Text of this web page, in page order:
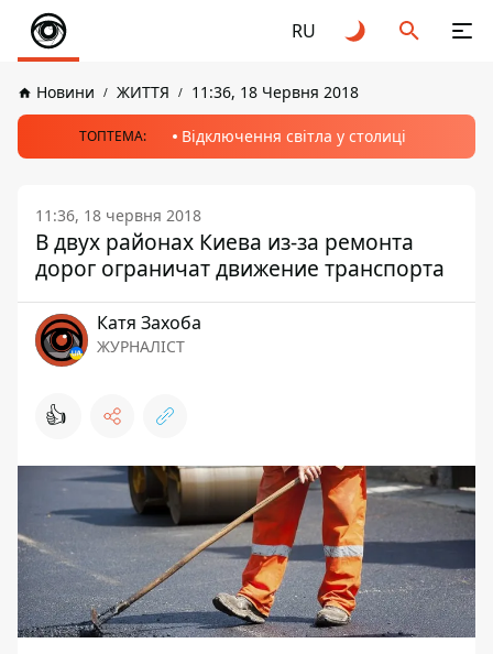
RU
Новини ЖИТТЯ 11:36, 18 Червня 2018
ТОПТЕМА: Відключення світла у столиці
11:36, 18 червня 2018
В двух районах Киева из-за ремонта
дорог ограничат движение транспорта
Катя Захоба
ЖУРНАЛІСТ
👍